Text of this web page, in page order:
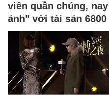
viên quần chúng,
ảnh" với tài sản